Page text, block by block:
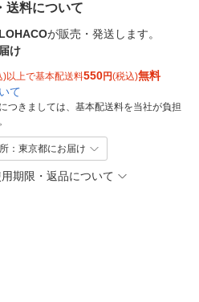
送料について
LOHACOが販売・発送します。
け
)以上で基本配送料550円(税込)無料
て
つきましては、基本配送料を当社が負担
：東京都にお届け
期限・返品について